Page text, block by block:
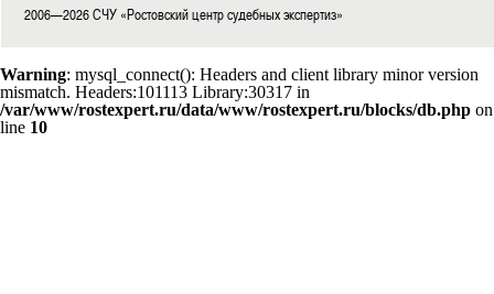
2006—2026 СЧУ «Ростовский центр судебных экспертиз»
Warning: mysql_connect(): Headers and client library minor version
mismatch. Headers:101113 Library:30317 in
/var/www/rostexpert.ru/data/www/rostexpert.ru/blocks/db.php on
line 10